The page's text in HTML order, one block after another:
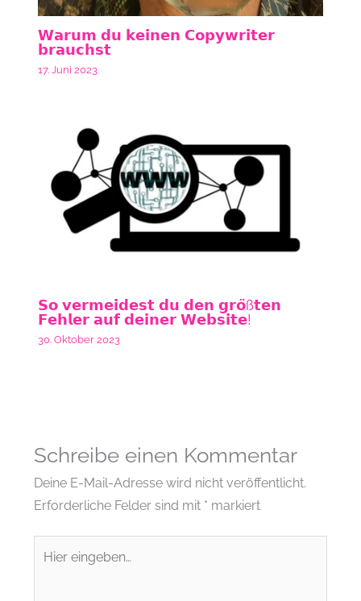
𝗪𝗮𝗿𝘂𝗺 𝗱𝘂 𝗸𝗲𝗶𝗻𝗲𝗻 𝗖𝗼𝗽𝘆𝘄𝗿𝗶𝘁𝗲𝗿
𝗯𝗿𝗮𝘂𝗰𝗵𝘀𝘁
17. Juni 2023
𝗦𝗼 𝘃𝗲𝗿𝗺𝗲𝗶𝗱𝗲𝘀𝘁 𝗱𝘂 𝗱𝗲𝗻 𝗴𝗿𝗼̈ß𝘁𝗲𝗻
𝗙𝗲𝗵𝗹𝗲𝗿 𝗮𝘂𝗳 𝗱𝗲𝗶𝗻𝗲𝗿 𝗪𝗲𝗯𝘀𝗶𝘁𝗲!
30. Oktober 2023
Schreibe einen Kommentar
Deine E-Mail-Adresse wird nicht veröffentlicht.
Erforderliche Felder sind mit * markiert
eingeben…